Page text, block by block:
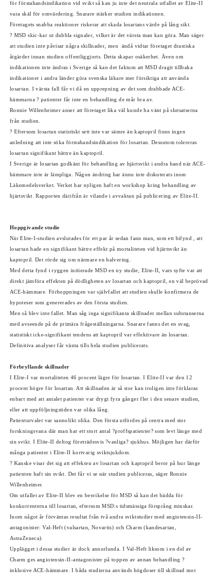
för förstahandsindikation vid svikt så kan ju inte det neutrala utfallet av Elite-II
vara skäl för omvärdering. Snarare stärker studien indikationen.
Företagets snabba reaktioner riskerar att skada losartans värde på lång sikt.
? MSD skic-kar ut dubbla signaler, vilket är det värsta man kan göra. Man säger
att studien inte påvisar några skillnader, men ändå vidtar företaget drastiska
åtgärder innan studien offentliggjorts. Detta skapar osäkerhet. Även om
indikationen inte ändras i Sverige så kan det faktum att MSD dragit tillbaka
indikationer i andra länder göra svenska läkare mer försiktiga att använda
losartan. I värsta fall får vi då en upprepning av det som drabbade ACE-
hämmarna ? patienter får inte en behandling de mår bra av.
Ronnie Willenheimer anser att företaget lika väl kunde ha vänt på slutsatserna
från studien.
? Eftersom losartan statistiskt sett inte var sämre än kaptopril finns ingen
anledning att inte söka förstahandsindikation för losartan. Dessutom tolereras
losartan signifikant bättre än kaptopril.
I Sverige är losartan godkänt för behandling av hjärtsvikt i andra hand när ACE-
hämmare inte är lämpliga. Någon ändring har ännu inte diskuterats inom
Läkemedelsverket. Verket har nyligen haft en workshop kring behandling av
hjärtsvikt. Rapporten därifrån är vilande i avvaktan på publicering av Elite-II.
Hoppgivande studie
När Elite-I-studien avslutades för ett par år sedan fann man, som ett bifynd , att
losartan hade en signifikant bättre effekt på mortaliteten vid hjärtsvikt än
kaptopril. Det rörde sig om närmare en halvering.
Med detta fynd i ryggen initierade MSD en ny studie, Elite-II, vars syfte var att
direkt jämföra effekten på dödligheten av losartan och kaptopril, en väl beprövad
ACE-hämmare. Förhoppningen var självfallet att studien skulle konfirmera de
hypoteser som genererades av den första studien.
Men så blev inte fallet. Man såg inga signifikanta skillnader mellan substanserna
med avseende på de primära frågeställningarna. Snarare fanns det en svag,
statistiskt icke-signifikant tendens att kaptopril var effektivare än losartan.
Definitiva analyser får vänta tills hela studien publicerats.
Förbryllande skillnader
I Elite-I var mortaliteten 46 procent lägre för losartan. I Elite-II var den 12
procent högre för losartan. Att skillnaden är så stor kan troligen inte förklaras
enbart med att antalet patienter var drygt fyra gånger fler i den senare studien,
eller att uppföljningstiden var olika lång.
Patienturvalet var sannolikt olika. Den första utfördes på centra med stor
forskningsvana där man har ett stort antal ?proffspatienter? som levt länge med
sin svikt. I Elite-II deltog företrädesvis ?vanliga? sjukhus. Möjligen har därför
många patienter i Elite-II kortvarig sviktsjukdom.
? Kanske visar det sig att effekten av losartan och kaptopril beror på hur länge
patienten haft sin svikt. Det får vi se när studien publiceras, säger Ronnie
Willenheimer.
Om utfallet av Elite-II blev en besvikelse för MSD så kan det bädda för
konkurrenterna till losartan, eftersom MSD:s tidsmässiga försprång minskar.
Inom något år förväntas resultat från två andra sviktstudier med angiotensin-II-
antagonister: Val-Heft (valsartan, Novartis) och Charm (kandesartan,
AstraZeneca).
Upplägget i dessa studier är dock annorlunda. I Val-Heft liksom i en del av
Charm ges angiotensin-II-antagonister på toppen av annan behandling ?
inklusive ACE-hämmare. I båda studierna används högdoser till skillnad mot